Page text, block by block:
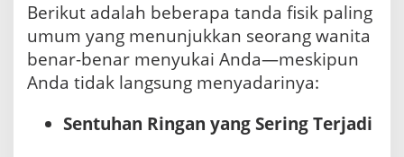
e
l
a
s
P
Berikut adalah beberapa tanda fisik paling
umum yang menunjukkan seorang wanita
benar-benar menyukai Anda—meskipun
Anda tidak langsung menyadarinya:
Sentuhan Ringan yang Sering Terjadi